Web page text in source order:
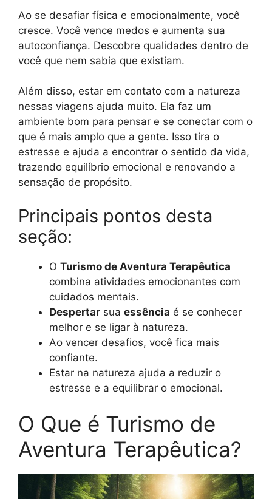
Ao se desafiar física e emocionalmente, você
cresce. Você vence medos e aumenta sua
autoconfiança. Descobre qualidades dentro de
você que nem sabia que existiam.
Além disso, estar em contato com a natureza
nessas viagens ajuda muito. Ela faz um
ambiente bom para pensar e se conectar com o
que é mais amplo que a gente. Isso tira o
estresse e ajuda a encontrar o sentido da vida,
trazendo equilíbrio emocional e renovando a
sensação de propósito.
Principais pontos desta
seção:
O Turismo de Aventura Terapêutica
combina atividades emocionantes com
cuidados mentais.
Despertar sua essência é se conhecer
melhor e se ligar à natureza.
Ao vencer desafios, você fica mais
confiante.
Estar na natureza ajuda a reduzir o
estresse e a equilibrar o emocional.
O Que é Turismo de
Aventura Terapêutica?